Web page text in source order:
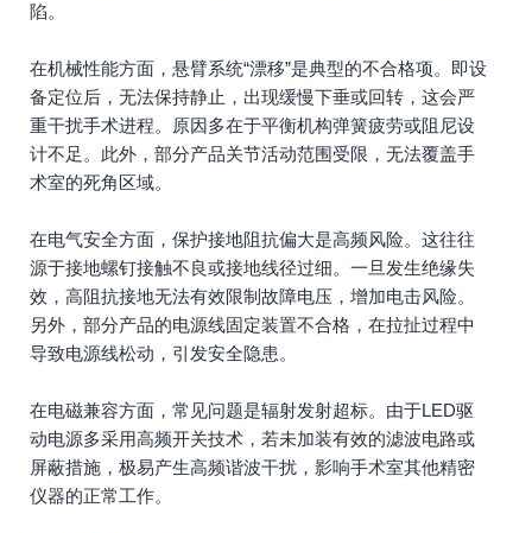
陷。
在机械性能方面，悬臂系统“漂移”是典型的不合格项。即设
备定位后，无法保持静止，出现缓慢下垂或回转，这会严
重干扰手术进程。原因多在于平衡机构弹簧疲劳或阻尼设
计不足。此外，部分产品关节活动范围受限，无法覆盖手
术室的死角区域。
在电气安全方面，保护接地阻抗偏大是高频风险。这往往
源于接地螺钉接触不良或接地线径过细。一旦发生绝缘失
效，高阻抗接地无法有效限制故障电压，增加电击风险。
另外，部分产品的电源线固定装置不合格，在拉扯过程中
导致电源线松动，引发安全隐患。
在电磁兼容方面，常见问题是辐射发射超标。由于LED驱
动电源多采用高频开关技术，若未加装有效的滤波电路或
屏蔽措施，极易产生高频谐波干扰，影响手术室其他精密
仪器的正常工作。